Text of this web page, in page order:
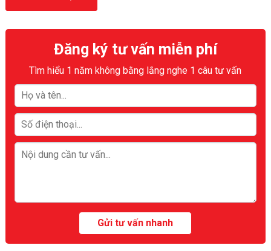
Đăng ký tư vấn miễn phí
Tìm hiểu 1 năm không bằng lắng nghe 1 câu tư vấn